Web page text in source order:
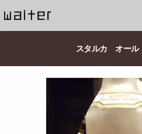
スタルカ オー